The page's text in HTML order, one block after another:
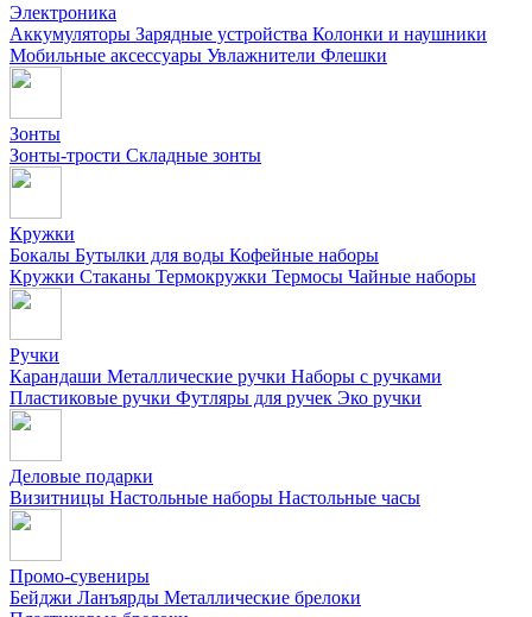
Электроника
Аккумуляторы Зарядные устройства Колонки и наушники
Мобильные аксессуары Увлажнители Флешки
Зонты
Зонты-трости Складные зонты
Кружки
Бокалы Бутылки для воды Кофейные наборы
Кружки Стаканы Термокружки Термосы Чайные наборы
Ручки
Карандаши Металлические ручки Наборы с ручками
Пластиковые ручки Футляры для ручек Эко ручки
Деловые подарки
Визитницы Настольные наборы Настольные часы
Промо-сувениры
Бейджи Ланъярды Металлические брелоки